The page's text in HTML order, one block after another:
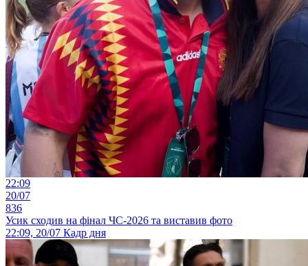
22:09
20/07
836
Усик сходив на фінал ЧС-2026 та виставив фото
22:09, 20/07 Кадр дня